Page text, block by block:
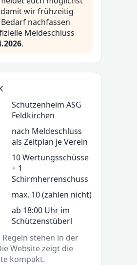
damit wir frühzeitig
nachfassen
Meldeschluss
.
Schützenheim ASG
Feldkirchen
nach Meldeschluss
als Zeitplan je Verein
10 Wertungsschüsse
+ 1
Schirmherrenschuss
max. 10 (zählen nicht)
ab 18:00 Uhr im
Schützenstüberl
stehen in der
Website zeigt die
kompakt.